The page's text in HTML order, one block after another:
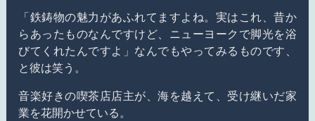
「鉄鋳物の魅力があふれてますよね。実はこれ、昔か
らあったものなんですけど、ニューヨークで脚光を浴
びてくれたんですよ」なんでもやってみるものです、
と彼は笑う。
音楽好きの喫茶店店主が、海を越えて、受け継いだ家
業を花開かせている。